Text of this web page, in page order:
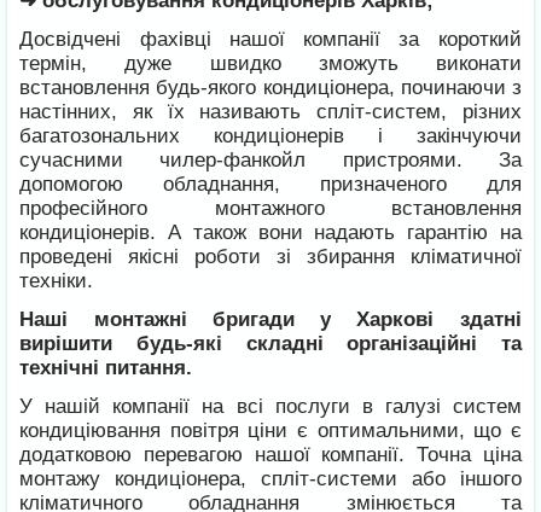
Досвідчені фахівці нашої компанії за короткий
термін, дуже швидко зможуть виконати
встановлення будь-якого кондиціонера, починаючи з
настінних, як їх називають спліт-систем, різних
багатозональних кондиціонерів і закінчуючи
сучасними чилер-фанкойл пристроями. За
допомогою обладнання, призначеного для
професійного монтажного встановлення
кондиціонерів. А також вони надають гарантію на
проведені якісні роботи зі збирання кліматичної
техніки.
Наші монтажні бригади у Харкові здатні
вирішити будь-які складні організаційні та
технічні питання.
У нашій компанії на всі послуги в галузі систем
кондиціювання повітря ціни є оптимальними, що є
додатковою перевагою нашої компанії. Точна ціна
монтажу кондиціонера, спліт-системи або іншого
кліматичного обладнання змінюється та